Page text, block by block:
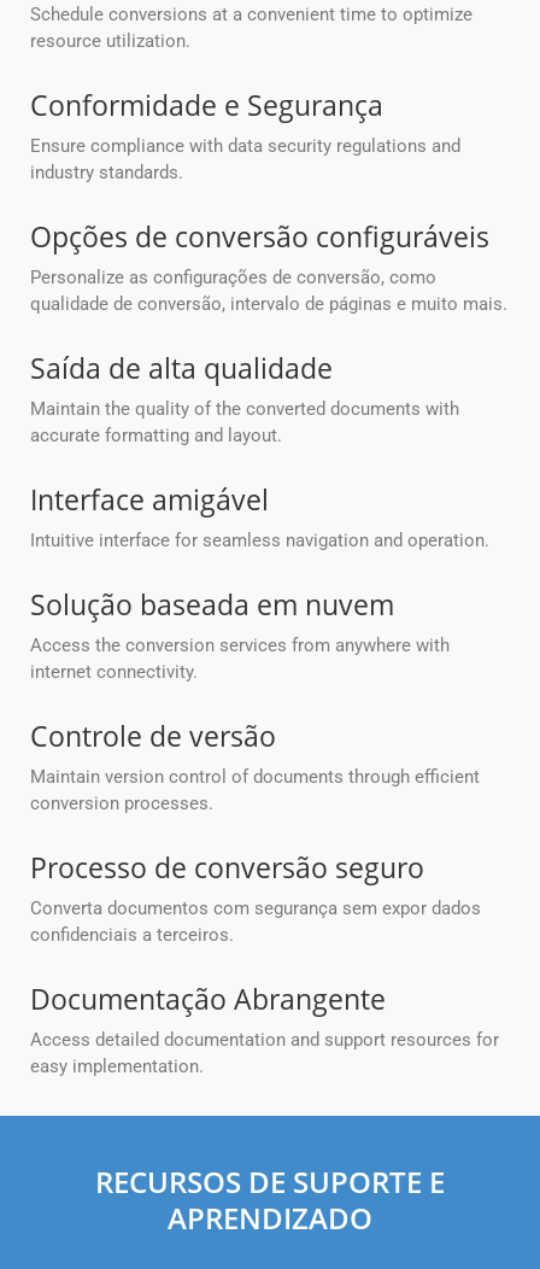
Schedule conversions at a convenient time to optimize
resource utilization.
Conformidade e Segurança
Ensure compliance with data security regulations and
industry standards.
Opções de conversão configuráveis
Personalize as configurações de conversão, como
qualidade de conversão, intervalo de páginas e muito mais.
Saída de alta qualidade
Maintain the quality of the converted documents with
accurate formatting and layout.
Interface amigável
Intuitive interface for seamless navigation and operation.
Solução baseada em nuvem
Access the conversion services from anywhere with
internet connectivity.
Controle de versão
Maintain version control of documents through efficient
conversion processes.
Processo de conversão seguro
Converta documentos com segurança sem expor dados
confidenciais a terceiros.
Documentação Abrangente
Access detailed documentation and support resources for
easy implementation.
RECURSOS DE SUPORTE E
APRENDIZADO